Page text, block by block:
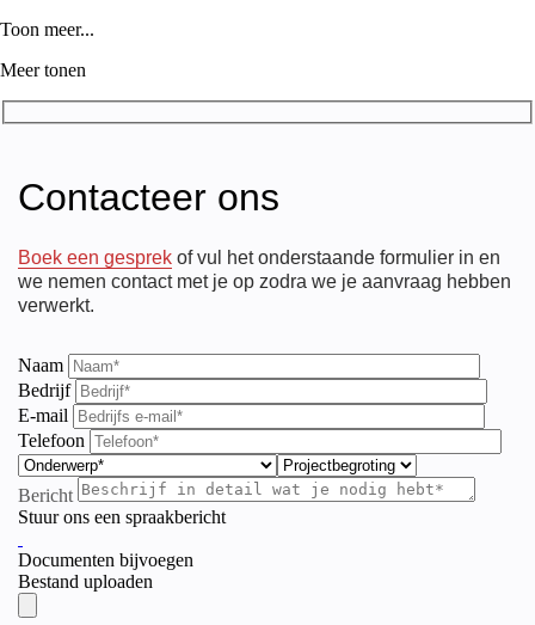
Toon meer...
Meer tonen
Contacteer ons
Boek een gesprek of vul het onderstaande formulier in en
we nemen contact met je op zodra we je aanvraag hebben
verwerkt.
Naam
Bedrijf
E-mail
Telefoon
Bericht
Stuur ons een spraakbericht
Documenten bijvoegen
Bestand uploaden